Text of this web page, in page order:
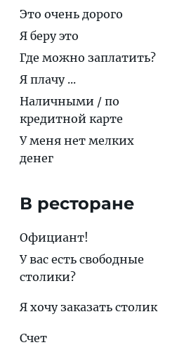
Это очень дорого
Я беру это
Где можно заплатить?
Я плачу ...
Наличными / по
кредитной карте
У меня нет мелких
денег
В ресторане
Официант!
У вас есть свободные
столики?
Я хочу заказать столик
Cчет